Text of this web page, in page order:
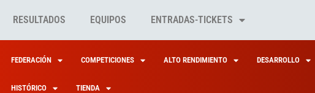
RESULTADOS EQUIPOS ENTRADAS-TICKETS
FEDERACIÓN COMPETICIONES ALTO RENDIMIENTO DESARROLLO
HISTÓRICO TIENDA